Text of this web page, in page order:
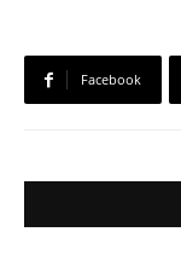
Facebook